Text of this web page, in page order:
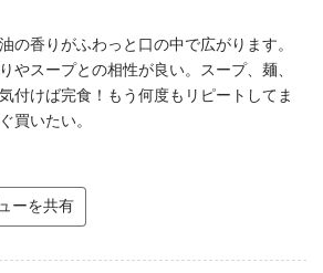
の香りがふわっと口の中で広がります。
やスープとの相性が良い。スープ、麺、
付けば完食！もう何度もリピートしてま
買いたい。
ーを共有